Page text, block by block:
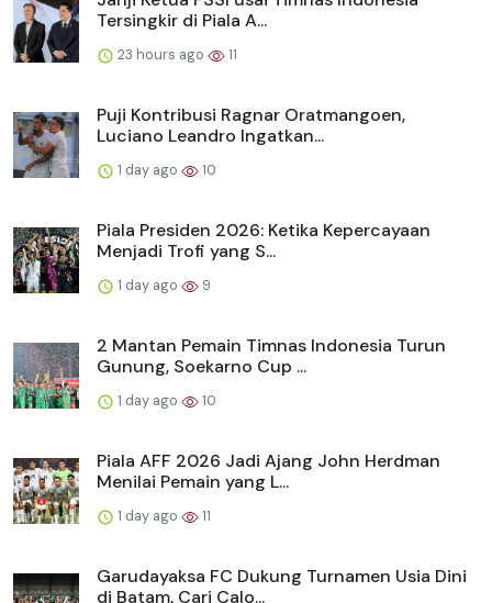
Tersingkir di Piala A...
23 hours ago 11
Puji Kontribusi Ragnar Oratmangoen,
Luciano Leandro Ingatkan...
1 day ago 10
Piala Presiden 2026: Ketika Kepercayaan
Menjadi Trofi yang S...
1 day ago 9
2 Mantan Pemain Timnas Indonesia Turun
Gunung, Soekarno Cup ...
1 day ago 10
Piala AFF 2026 Jadi Ajang John Herdman
Menilai Pemain yang L...
1 day ago 11
Garudayaksa FC Dukung Turnamen Usia Dini
di Batam, Cari Calo...